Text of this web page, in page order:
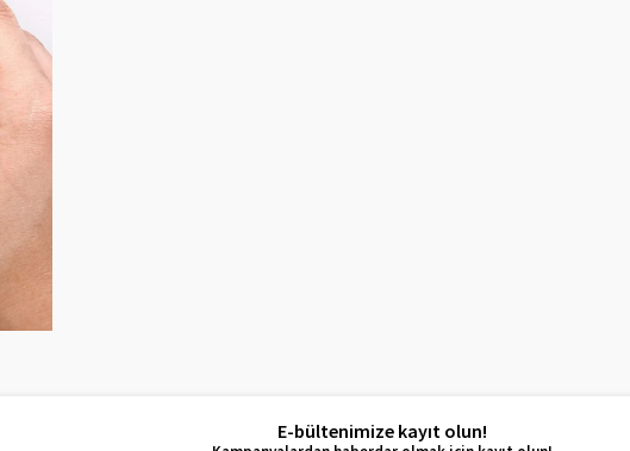
E-bültenimize kayıt olun!